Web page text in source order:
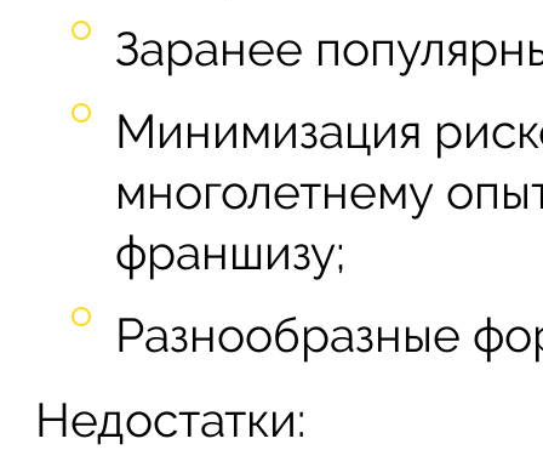
Заранее
Минимизация
многолетнему
франшизу;
Разнообразные
Недостатки: